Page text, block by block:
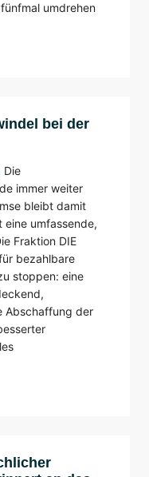
umdrehen
bei der
Die
immer weiter
bleibt damit
umfassende,
Fraktion DIE
bezahlbare
stoppen: eine
Abschaffung der